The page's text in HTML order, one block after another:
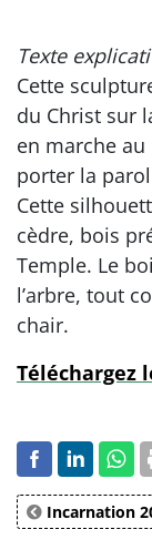
Texte
Cette
du Christ sur
en marche
porter la
Cette
cèdre, bois
Temple. Le
l’arbre, tout
chair.
Téléchargez
Incarnation